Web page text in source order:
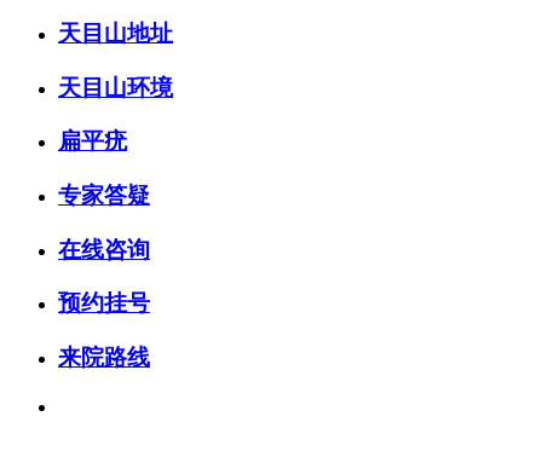
天目山地址
天目山环境
扁平疣
专家答疑
在线咨询
预约挂号
来院路线